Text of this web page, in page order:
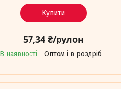
Купити
57,34 ₴/рулон
В наявності Оптом і в роздріб